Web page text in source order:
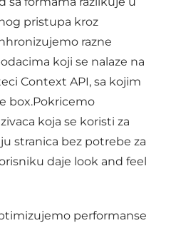
pristupa kroz
razne
koji se nalaze na
Context API, sa kojim
box.Pokricemo
koja se koristi za
stranica bez potrebe za
daje look and feel
performanse